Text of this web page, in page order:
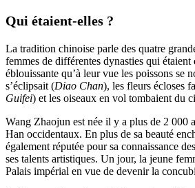
Qui étaient-elles ?
La tradition chinoise parle des quatre
femmes de différentes dynasties qui étaient
éblouissante qu’à leur vue les poissons se
s’éclipsait (Diao Chan), les fleurs écloses
Guifei) et les oiseaux en vol tombaient du
Wang Zhaojun est née il y a plus de 2 000
Han occidentaux. En plus de sa beauté
également réputée pour sa connaissance
ses talents artistiques. Un jour, la jeune
Palais impérial en vue de devenir la